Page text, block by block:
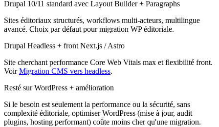
Drupal 10/11 standard avec Layout Builder + Paragraphs
Sites éditoriaux structurés, workflows multi-acteurs, multilingue
avancé. Choix par défaut pour migration WP éditoriale.
Drupal Headless + front Next.js / Astro
Site cherchant performance Core Web Vitals max et flexibilité front.
VoirMigration CMS vers headless.
Resté sur WordPress + amélioration
Si le besoin est seulement la performance ou la sécurité, sans
complexité éditoriale, optimiser WordPress (mise à jour, audit
plugins, hosting performant) coûte moins cher qu'une migration.